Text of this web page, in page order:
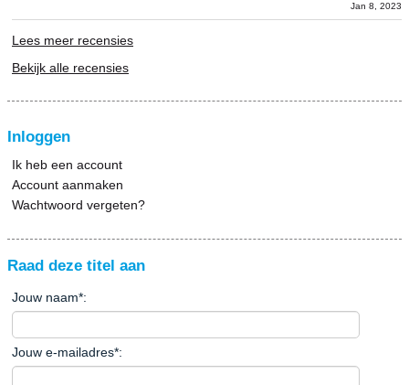
Jan 8, 2023
Lees meer recensies
Bekijk alle recensies
Inloggen
Ik heb een account
Account aanmaken
Wachtwoord vergeten?
Raad deze titel aan
Jouw naam*:
Jouw e-mailadres*: